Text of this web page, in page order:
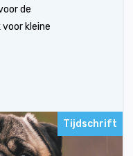
de
kleine
Tijdschrift